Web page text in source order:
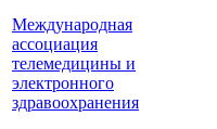
Международная
ассоциация
телемедицины и
электронного
здравоохранения